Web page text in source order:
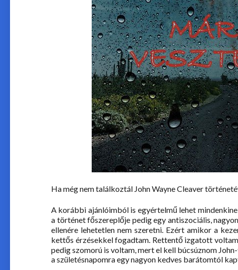
Ha még nem találkoztál John Wayne Cleaver
A korábbi ajánlóimból is egyértelmű lehet
a történet főszereplője pedig egy antiszociális,
ellenére lehetetlen nem szeretni. Ezért amikor a
kettős érzésekkel fogadtam. Rettentő izgatott
pedig szomorú is voltam, mert el kell búcsúznom
a születésnapomra egy nagyon kedves barátomtól